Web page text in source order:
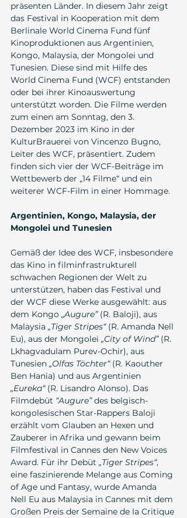
präsenten Länder. In diesem Jahr zeigt
das Festival in Kooperation mit dem
Berlinale World Cinema Fund fünf
Kinoproduktionen aus Argentinien,
Kongo, Malaysia, der Mongolei und
Tunesien. Diese sind mit Hilfe des
World Cinema Fund (WCF) entstanden
oder bei ihrer Kinoauswertung
unterstützt worden. Die Filme werden
zum einen am Sonntag, den 3.
Dezember 2023 im Kino in der
KulturBrauerei von Vincenzo Bugno,
Leiter des WCF, präsentiert. Zudem
finden sich vier der WCF-Beiträge im
Wettbewerb der „14 Filme“ und ein
weiterer WCF-Film in einer Hommage.
Argentinien, Kongo, Malaysia, der
Mongolei und Tunesien
Gemäß der Idee des WCF, insbesondere
das Kino in filminfrastrukturell
schwachen Regionen der Welt zu
unterstützen, haben das Festival und
der WCF diese Werke ausgewählt: aus
dem Kongo „Augure” (R. Baloji), aus
Malaysia „Tiger Stripes“ (R. Amanda Nell
Eu), aus der Mongolei „City of Wind” (R.
Lkhagvadulam Purev-Ochir), aus
Tunesien „Olfas Töchter“ (R. Kaouther
Ben Hania) und aus Argentinien
„Eureka“ (R. Lisandro Alonso). Das
Filmdebüt “Augure” des belgisch-
kongolesischen Star-Rappers Baloji
erzählt vom Glauben an Hexen und
Zauberer in Afrika und gewann beim
Filmfestival in Cannes den New Voices
Award. Für ihr Debüt „Tiger Stripes“,
eine faszinierende Melange aus Coming
of Age und Fantasy, wurde Amanda
Nell Eu aus Malaysia in Cannes mit dem
Großen Preis der Semaine de la Critique